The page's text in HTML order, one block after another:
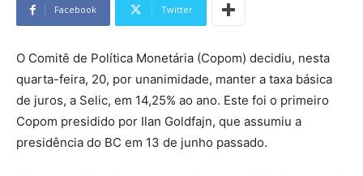
Facebook Twitter
O Comitê de Política Monetária (Copom) decidiu, nesta
quarta-feira, 20, por unanimidade, manter a taxa básica
de juros, a Selic, em 14,25% ao ano. Este foi o primeiro
Copom presidido por Ilan Goldfajn, que assumiu a
presidência do BC em 13 de junho passado.